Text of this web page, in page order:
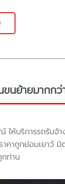
ขนย้ายมากก
ให้บริการรถรับจ้
คาถูกย่อมเยาว์
ท่าน